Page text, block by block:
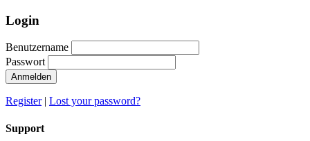
Login
Benutzername
Passwort
Anmelden
Register| Lost your password?
Support